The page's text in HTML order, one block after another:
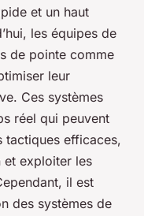
et un haut
les équipes de
de pointe comme
leur
Ces systèmes
réel qui peuvent
tactiques efficaces,
exploiter les
il est
des systèmes de